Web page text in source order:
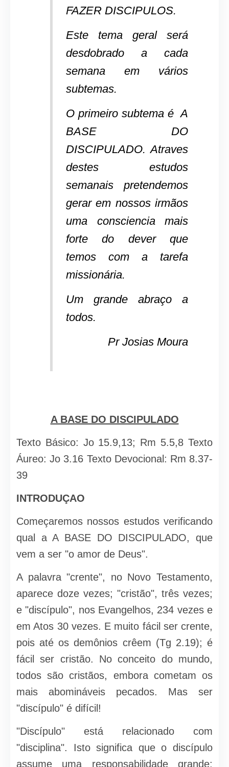
FAZER DISCIPULOS.
Este tema geral será
desdobrado a cada
semana em vários
subtemas.
O primeiro subtema é A
BASE DO
DISCIPULADO. Atraves
destes estudos
semanais pretendemos
gerar em nossos irmãos
uma consciencia mais
forte do dever que
temos com a tarefa
missionária.
Um grande abraço a
todos.
Pr Josias Moura
A BASE DO DISCIPULADO
Texto Básico: Jo 15.9,13; Rm 5.5,8 Texto
Áureo: Jo 3.16 Texto Devocional: Rm 8.37-
39
INTRODUÇAO
Começaremos nossos estudos verificando
qual a A BASE DO DISCIPULADO, que
vem a ser "o amor de Deus".
A palavra "crente", no Novo Testamento,
aparece doze vezes; "cristão", três vezes;
e "discípulo", nos Evangelhos, 234 vezes e
em Atos 30 vezes. E muito fácil ser crente,
pois até os demônios crêem (Tg 2.19); é
fácil ser cristão. No con­ceito do mundo,
todos são cristãos, embora cometam os
mais abomináveis pecados. Mas ser
"discípulo" é difícil!
"Discípulo" está relacionado com
"disciplina". Isto sig­nifica que o discípulo
assume uma responsabilidade grande: